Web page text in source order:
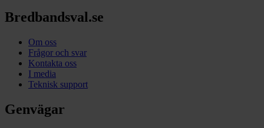
Bredbandsval.se
Om oss
Frågor och svar
Kontakta oss
I media
Teknisk support
Genvägar